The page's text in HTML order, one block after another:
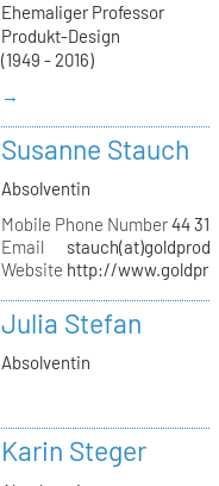
Ehemaliger Professor
Produkt-Design
(1949 - 2016)
→
Susanne Stauch
Absolventin
Mobile Phone Number44 31
Email
Website http://
Julia Stefan
Absolventin
Karin Steger